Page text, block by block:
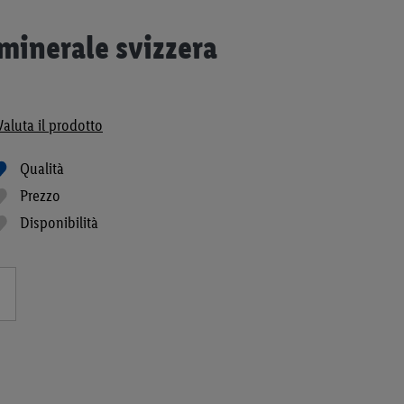
svizzera
il prodotto
Qualità
Prezzo
Disponibilità